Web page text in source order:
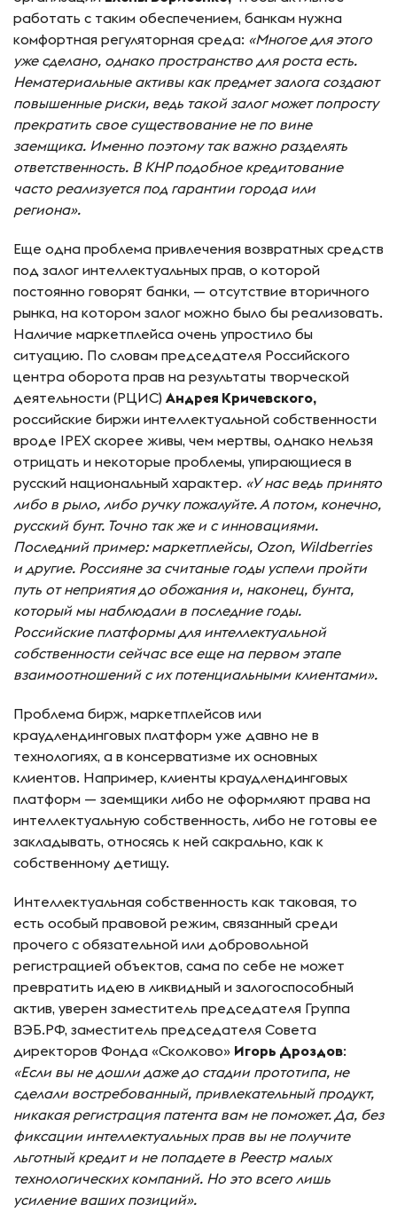
работать с таким обеспечением, банкам нужна
комфортная регуляторная среда: «Многое для этого
уже сделано, однако пространство для роста есть.
Нематериальные активы как предмет залога создают
повышенные риски, ведь такой залог может попросту
прекратить свое существование не по вине
заемщика. Именно поэтому так важно разделять
ответственность. В КНР подобное кредитование
часто реализуется под гарантии города или
региона».
Еще одна проблема привлечения возвратных средств
под залог интеллектуальных прав, о которой
постоянно говорят банки, — отсутствие вторичного
рынка, на котором залог можно было бы реализовать.
Наличие маркетплейса очень упростило бы
ситуацию. По словам председателя Российского
центра оборота прав на результаты творческой
деятельности (РЦИС) Андрея Кричевского,
российские биржи интеллектуальной собственности
вроде IPEX скорее живы, чем мертвы, однако нельзя
отрицать и некоторые проблемы, упирающиеся в
русский национальный характер. «У нас ведь принято
либо в рыло, либо ручку пожалуйте. А потом, конечно,
русский бунт. Точно так же и с инновациями.
Последний пример: маркетплейсы, Ozon, Wildberries
и другие. Россияне за считаные годы успели пройти
путь от неприятия до обожания и, наконец, бунта,
который мы наблюдали в последние годы.
Российские платформы для интеллектуальной
собственности сейчас все еще на первом этапе
взаимоотношений с их потенциальными клиентами».
Проблема бирж, маркетплейсов или
краудлендинговых платформ уже давно не в
технологиях, а в консерватизме их основных
клиентов. Например, клиенты краудлендинговых
платформ — заемщики либо не оформляют права на
интеллектуальную собственность, либо не готовы ее
закладывать, относясь к ней сакрально, как к
собственному детищу.
Интеллектуальная собственность как таковая, то
есть особый правовой режим, связанный среди
прочего с обязательной или добровольной
регистрацией объектов, сама по себе не может
превратить идею в ликвидный и залогоспособный
актив, уверен заместитель председателя Группа
ВЭБ.РФ, заместитель председателя Совета
директоров Фонда «Сколково» Игорь Дроздов:
«Если вы не дошли даже до стадии прототипа, не
сделали востребованный, привлекательный продукт,
никакая регистрация патента вам не поможет. Да, без
фиксации интеллектуальных прав вы не получите
льготный кредит и не попадете в Реестр малых
технологических компаний. Но это всего лишь
усиление ваших позиций».